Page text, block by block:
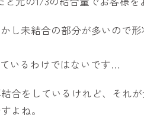
し未結合の部分が多いので形
いるわけではないです…
合をしているけれど、それ
よね。